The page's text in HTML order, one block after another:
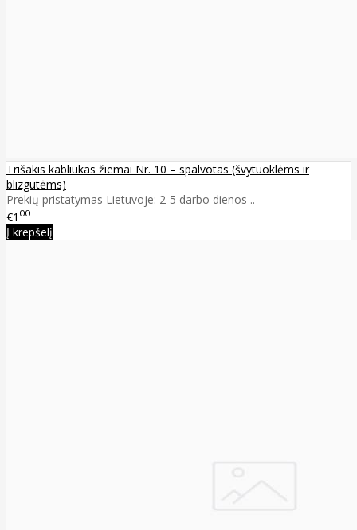
Trišakis kabliukas žiemai Nr. 10 – spalvotas (švytuoklėms ir
blizgutėms)
Prekių pristatymas Lietuvoje: 2-5 darbo dienos ..
€1 00
Į krepšelį